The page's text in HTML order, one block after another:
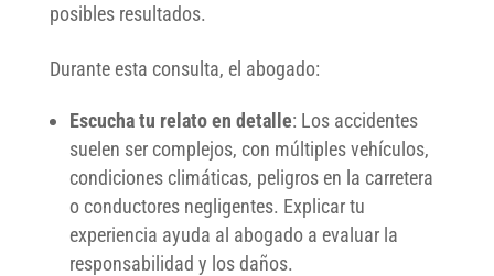
posibles resultados.
Durante esta consulta, el abogado:
Escucha tu relato en detalle: Los accidentes
suelen ser complejos, con múltiples vehículos,
condiciones climáticas, peligros en la carretera
o conductores negligentes. Explicar tu
experiencia ayuda al abogado a evaluar la
responsabilidad y los daños.